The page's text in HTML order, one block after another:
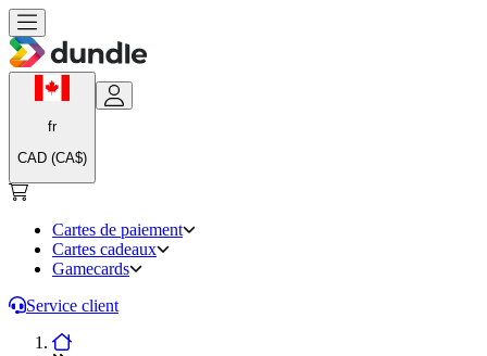
fr
CAD (CA$)
Cartes de paiement
Cartes cadeaux
Gamecards
Service client